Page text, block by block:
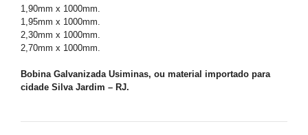
1,90mm x 1000mm.
1,95mm x 1000mm.
2,30mm x 1000mm.
2,70mm x 1000mm.
Bobina Galvanizada Usiminas, ou material importado para
cidade Silva Jardim – RJ.